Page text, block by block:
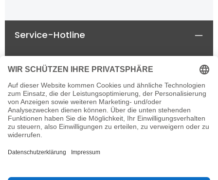
Service-Hotline
Rechtliches
Informationen
Newsletter